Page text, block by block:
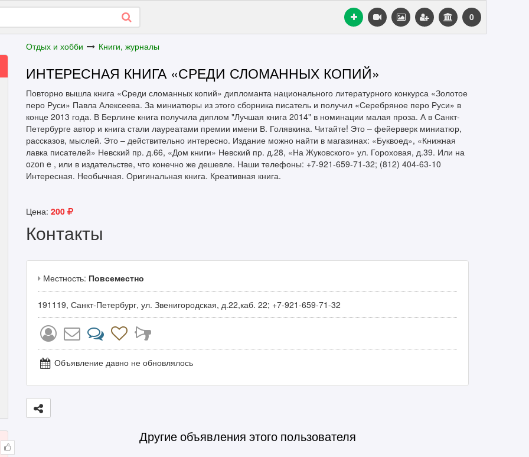
0
Отдых и хобби Книги, журналы
ИНТЕРЕСНАЯ КНИГА «СРЕДИ СЛОМАННЫХ КОПИЙ»
Повторно вышла книга «Среди сломанных копий» дипломанта национального литературного конкурса «Золотое
перо Руси» Павла Алексеева. За миниатюры из этого сборника писатель и получил «Серебряное перо Руси» в
конце 2013 года. В Берлине книга получила диплом "Лучшая книга 2014" в номинации малая проза. А в Санкт-
Петербурге автор и книга стали лауреатами премии имени В. Голявкина. Читайте! Это – фейерверк миниатюр,
рассказов, мыслей. Это – действительно интересно. Издание можно найти в магазинах: «Буквоед», «Книжная
лавка писателей» Невский пр. д.66, «Дом книги» Невский пр. д.28, «На Жуковского» ул. Гороховая, д.39. Или на
ozon e , или в издательстве, что конечно же дешевле. Наши телефоны: +7-921-659-71-32; (812) 404-63-10
Интересная. Необычная. Оригинальная книга. Креативная книга.
Цена: 200
Контакты
Местность: Повсеместно
191119, Санкт-Петербург, ул. Звенигородская, д.22,каб. 22; +7-921-659-71-32
Объявление давно не обновлялось
Другие объявления этого пользователя